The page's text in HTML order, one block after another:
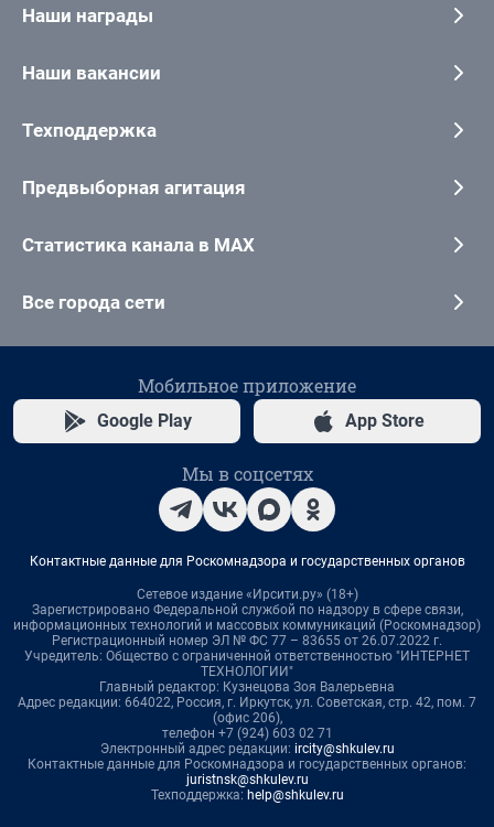
Наши награды
Наши вакансии
Техподдержка
Предвыборная агитация
Статистика канала в MAX
Все города сети
Мобильное приложение
Google Play App Store
Мы в соцсетях
Контактные данные для Роскомнадзора и государственных органов
Сетевое издание «Ирсити.ру» (18+)
Зарегистрировано Федеральной службой по надзору в сфере связи,
информационных технологий и массовых коммуникаций (Роскомнадзор)
Регистрационный номер ЭЛ № ФС 77 – 83655 от 26.07.2022 г.
Учредитель: Общество с ограниченной ответственностью "ИНТЕРНЕТ
ТЕХНОЛОГИИ"
Главный редактор: Кузнецова Зоя Валерьевна
Адрес редакции: 664022, Россия, г. Иркутск, ул. Советская, стр. 42, пом. 7
(офис 206),
телефон +7 (924) 603 02 71
Электронный адрес редакции: ircity@shkulev.ru
Контактные данные для Роскомнадзора и государственных органов:
juristnsk@shkulev.ru
Техподдержка: help@shkulev.ru